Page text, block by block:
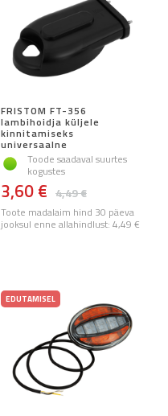
FRISTOM FT-356
lambihoidja küljele
kinnitamiseks
universaalne
Toode saadaval suurtes
kogustes
4,49 €
3,60 €
Toote madalaim hind 30 päeva
jooksul enne allahindlust: 4,49 €
EDUTAMISEL